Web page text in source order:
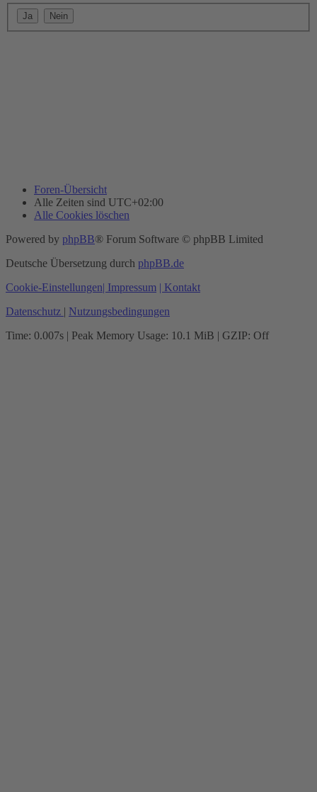
Foren-Übersicht
Alle Zeiten sind UTC+02:00
Alle Cookies löschen
Powered by phpBB® Forum Software © phpBB Limited
Deutsche Übersetzung durch phpBB.de
Cookie-Einstellungen| Impressum | Kontakt
Datenschutz | Nutzungsbedingungen
Time: 0.007s | Peak Memory Usage: 10.1 MiB | GZIP: Off